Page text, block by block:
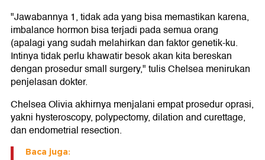
"Jawabannya 1, tidak ada yang bisa memastikan karena,
imbalance hormon bisa terjadi pada semua orang
(apalagi yang sudah melahirkan dan faktor genetik-ku.
Intinya tidak perlu khawatir besok akan kita bereskan
dengan prosedur small surgery," tulis Chelsea menirukan
penjelasan dokter.
Chelsea Olivia akhirnya menjalani empat prosedur oprasi,
yakni hysteroscopy, polypectomy, dilation and curettage,
dan endometrial resection.
Baca juga: